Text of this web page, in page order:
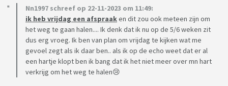
Nn1997 schreef op 22-11-2023 om 11:49:
ik heb vrijdag een afspraaken dit zou ook meteen zijn om
het weg te gaan halen.... Ik denk dat ik nu op de 5/6 weken zit
dus erg vroeg. Ik ben van plan om vrijdag te kijken wat me
gevoel zegt als ik daar ben.. als ik op de echo weet dat er al
een hartje klopt ben ik bang dat ik het niet meer over mn hart
verkrijg om het weg te halen😢